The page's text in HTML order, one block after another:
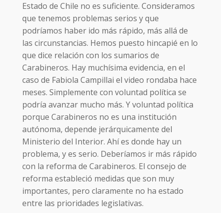
Estado de Chile no es suficiente. Consideramos
que tenemos problemas serios y que
podríamos haber ido más rápido, más allá de
las circunstancias. Hemos puesto hincapié en lo
que dice relación con los sumarios de
Carabineros. Hay muchísima evidencia, en el
caso de Fabiola Campillai el video rondaba hace
meses. Simplemente con voluntad política se
podría avanzar mucho más. Y voluntad política
porque Carabineros no es una institución
autónoma, depende jerárquicamente del
Ministerio del Interior. Ahí es donde hay un
problema, y es serio. Deberíamos ir más rápido
con la reforma de Carabineros. El consejo de
reforma estableció medidas que son muy
importantes, pero claramente no ha estado
entre las prioridades legislativas.